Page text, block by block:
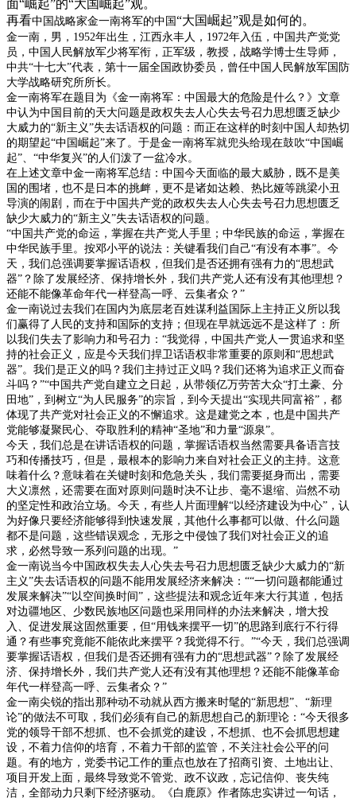
面“崛起”的“大国崛起”观。
再看中国战略家金一南将军的中国 “大国崛起”观是如何的。
金一南，男， 1952年出生，江西永丰人， 1972年入伍，中国共产党党
员，中国人民解放军少将军衔，正军级，教授，战略学博士生导师，
中共“十七大”代表，第十一届全国政协委员，曾任中国人民解放军国防
大学战略研究所所长。
金一南将军在题目为《金一南将军：中国最大的危险是什么？》文章
中认为中国目前的天大问题是政权失去人心失去号召力思想匮乏缺少
大威力的“新主义”失去话语权的问题：而正在这样的时刻中国人却热切
的期望起“中国崛起”来了。于是金一南将军就兜头给现在鼓吹“中国崛
起”、“中华复兴”的人们泼了一盆冷水。
在上述文章中金一南将军总结：中国今天面临的最大威胁，既不是美
国的围堵，也不是日本的挑衅，更不是诸如达赖、热比娅等跳梁小丑
导演的闹剧，而在于中国共产党的政权失去人心失去号召力思想匮乏
缺少大威力的“新主义”失去话语权的问题。
“中国共产党的命运，掌握在共产党人手里；中华民族的命运，掌握在
中华民族手里。按邓小平的说法：关键看我们自己“有没有本事”。今
天，我们总强调要掌握话语权，但我们是否还拥有强有力的“思想武
器”？除了发展经济、保持增长外，我们共产党人还有没有其他理想？
还能不能像革命年代一样登高一呼、云集者众？”
金一南说过去我们在国内为底层老百姓谋利益国际上主持正义所以我
们赢得了人民的支持和国际的支持；但现在早就远远不是这样了：所
以我们失去了影响力和号召力：“我觉得，中国共产党人一贯追求和坚
持的社会正义，应是今天我们捍卫话语权非常重要的原则和“思想武
器”。我们是正义的吗？我们主持过正义吗？我们还将为追求正义而奋
斗吗？”“中国共产党自建立之日起，从带领亿万劳苦大众“打土豪、分
田地”，到树立“为人民服务”的宗旨，到今天提出“实现共同富裕”，都
体现了共产党对社会正义的不懈追求。这是建党之本，也是中国共产
党能够凝聚民心、夺取胜利的精神“圣地”和力量“源泉”。
今天，我们总是在讲话语权的问题，掌握话语权当然需要具备语言技
巧和传播技巧，但是，最根本的影响力来自对社会正义的主持。这意
味着什么？意味着在关键时刻和危急关头，我们需要挺身而出，需要
大义凛然，还需要在面对原则问题时决不让步、毫不退缩、岿然不动
的坚定性和政治立场。今天，有些人片面理解“以经济建设为中心”，认
为好像只要经济能够得到快速发展，其他什么事都可以做、什么问题
都不是问题，这些错误观念，无形之中侵蚀了我们对社会正义的追
求，必然导致一系列问题的出现。”
金一南说当今中国政权失去人心失去号召力思想匮乏缺少大威力的“新
主义”失去话语权的问题不能用发展经济来解决：““一切问题都能通过
发展来解决”“以空间换时间”，这些提法和观念近年来大行其道，包括
对边疆地区、少数民族地区问题也采用同样的办法来解决，增大投
入、促进发展这固然重要，但“用钱来摆平一切”的思路到底行不行得
通？有些事究竟能不能依此来摆平？我觉得不行。”“今天，我们总强调
要掌握话语权，但我们是否还拥有强有力的“思想武器”？除了发展经
济、保持增长外，我们共产党人还有没有其他理想？还能不能像革命
年代一样登高一呼、云集者众？”
金一南尖锐的指出那种动不动就从西方搬来时髦的“新思想”、“新理
论”的做法不可取，我们必须有自己的新思想自己的新理论：“今天很多
党的领导干部不想抓、也不会抓党的建设，不想抓、也不会抓思想建
设，不着力信仰的培育，不着力干部的监管，不关注社会公平的问
题。有的地方，党委书记工作的重点也放在了招商引资、土地出让、
项目开发上面，最终导致党不管党、政不议政，忘记信仰、丧失纯
洁，全部动力只剩下经济驱动。《白鹿原》作者陈忠实讲过一句话，